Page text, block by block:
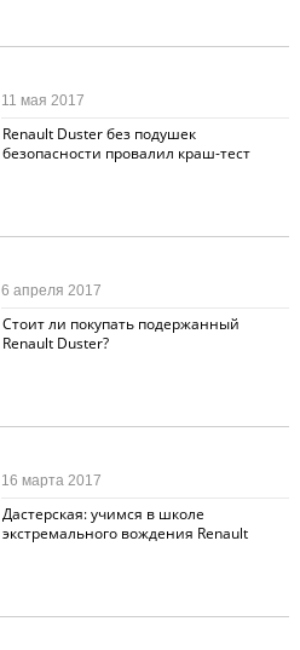
Renault Duster без подушек
безопасности провалил краш-тест
11 мая 2017
Стоит ли покупать подержанный
Renault Duster?
6 апреля 2017
Дастерская: учимся в школе
экстремального вождения Renault
16 марта 2017